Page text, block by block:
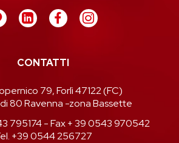
CONTATTI
79, Forlì 47122 (FC)
80 Ravenna -zona Bassette
795174- Fax + 39 0543 970542
+39 0544 256727